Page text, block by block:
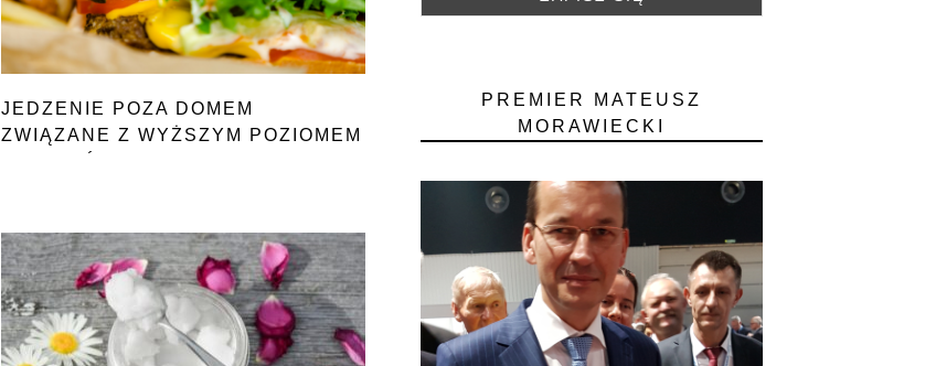
JEDZENIE POZA DOMEM
ZWIĄZANE Z WYŻSZYM POZIOMEM
PREMIER MATEUSZ
MORAWIECKI